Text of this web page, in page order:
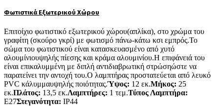
Φωτιστικά Εξωτερικού Χώρου
Επιτοίχιο φωτιστικό εξωτερικού χώρου(απλίκα), στο χρώμα του
γραφίτη (σκούρο γκρί) με φωτισμό πάνω-κάτω κσι εμπρός.Το
σώμα του φωτιστικού είναι κατασκευασμένο από χυτό
αλουμίνιουψηλής πίεσης και κράμα αλουμινίου.Η επιφάνειά του
είναι επικαλυμμένη με διπλή αντιδιαβρωτική στρώσηώστε να
παρατείνει την αντοχή του.Ο λαμπτήρας προστατεύεται από λευκό
PVC κάλυμμαυψηλής ποιότητας.Ύψος: 12 εκ.Μήκος: 25
εκ.Πλάτος: 13,5 εκ.Λαμπτήρες: 1 τεμ.Τύπος Λαμπτήρα:
Ε27Στεγανότητα: IP44